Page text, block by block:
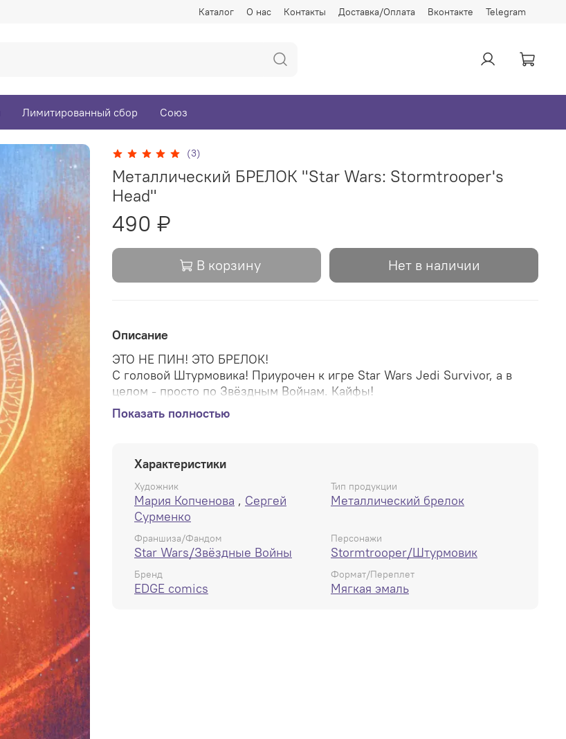
Каталог О нас Контакты Доставка/Оплата Вконтакте Telegram
Лимитированный сбор Союз
(3)
Металлический БРЕЛОК "Star Wars: Stormtrooper's
Head"
490 ₽
В корзину Нет в наличии
Описание
ЭТО НЕ ПИН! ЭТО БРЕЛОК!
С головой Штурмовика! Приурочен к игре Star Wars Jedi Survivor, а в
целом - просто по Звёздным Войнам. Кайфы!
Брелок из металла и на картонной подложке с кольцом для крепления.
Показать полностью
Характеристики
Художник
Мария Копченова , Сергей
Сурменко
Тип продукции
Металлический брелок
Франшиза/Фандом
Star Wars/Звёздные Войны
Персонажи
Stormtrooper/Штурмовик
Бренд
EDGE comics
Формат/Переплет
Мягкая эмаль